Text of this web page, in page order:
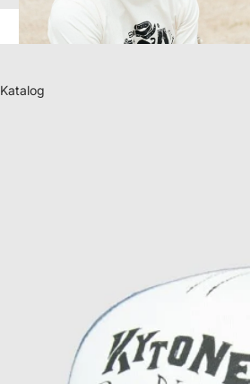
Katalog